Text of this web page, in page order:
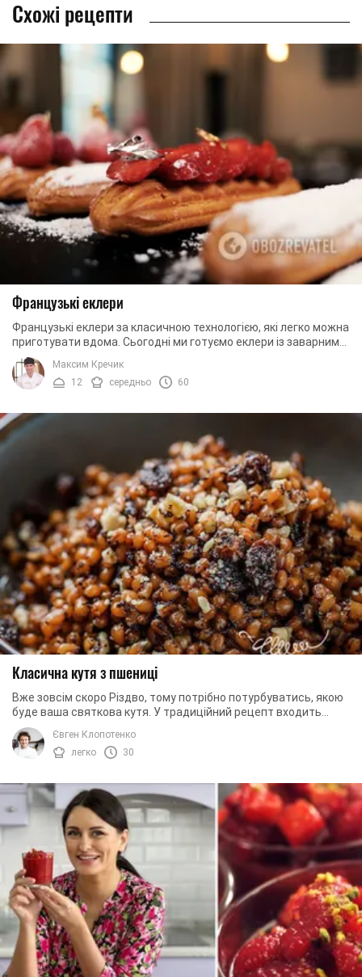
Схожі рецепти
Французькі еклери
Французькі еклери за класичною технологією, які легко можна
приготувати вдома. Сьогодні ми готуємо еклери із заварним
кремом. Щоб надати крему ...
Максим Кречик
12
середньо 60
Класична кутя з пшениці
Вже зовсім скоро Різдво, тому потрібно потурбуватись, якою
буде ваша святкова кутя. У традиційний рецепт входить
справжня пшениця, а також багато ...
Євген Клопотенко
легко
30